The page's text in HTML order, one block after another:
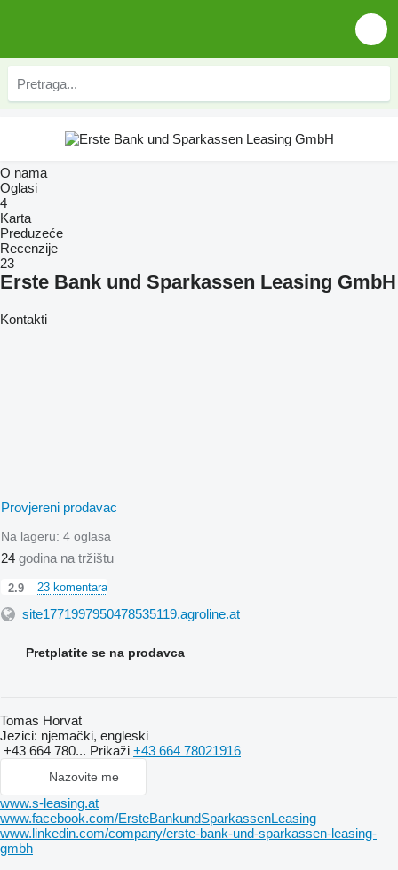
O nama
Oglasi
4
Karta
Preduzeće
Recenzije
23
Erste Bank und Sparkassen Leasing GmbH
Kontakti
Provjereni prodavac
Na lageru: 4 oglasa
24 godina na tržištu
2.9 23 komentara
site1771997950478535119.agroline.at
Pretplatite se na prodavca
Tomas Horvat
Jezici: njemački, engleski
+43 664 780... Prikaži +43 664 78021916
Nazovite me
www.s-leasing.at
www.facebook.com/ErsteBankundSparkassenLeasing
www.linkedin.com/company/erste-bank-und-sparkassen-leasing-
gmbh